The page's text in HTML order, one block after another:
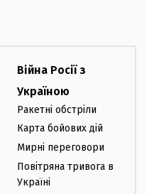
Війна Росії з
Україною
Ракетні обстріли
Карта бойових дій
Мирні переговори
Повітряна тривога в
Україні